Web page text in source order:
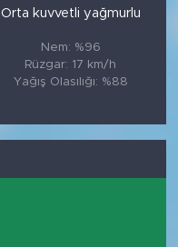
Orta kuvvetli yağmurlu
Nem: %96
Rüzgar: 17 km/h
Yağış Olasılığı: %88